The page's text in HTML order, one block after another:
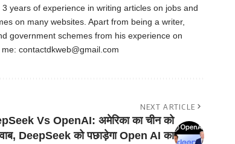
years of experience in writing articles on jobs and
on many websites. Apart from being a writer,
government schemes from his experience on
contactdkweb@gmail.com
NEXT ARTICLE
Vs OpenAI: अमेरिका का चीन को
DeepSeek को पछाड़ेगा Open AI का